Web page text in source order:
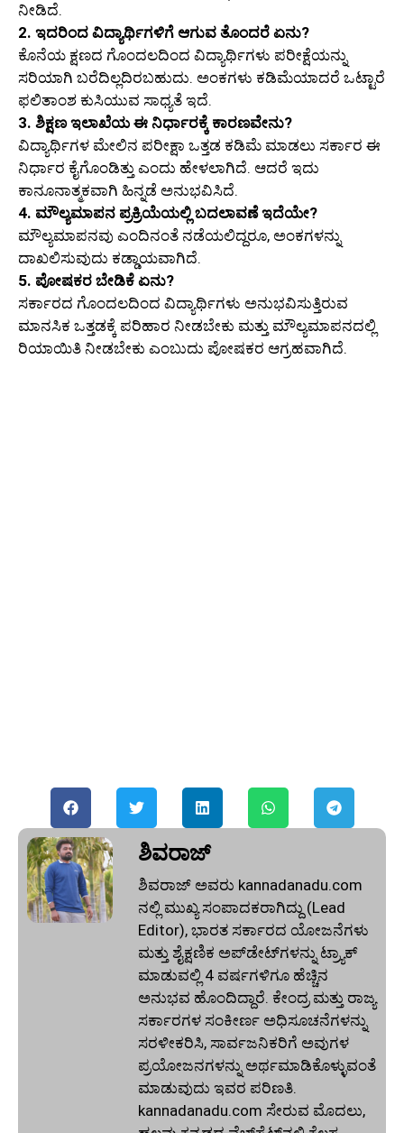
ನೀಡಿದೆ.
2. ಇದರಿಂದ ವಿದ್ಯಾರ್ಥಿಗಳಿಗೆ ಆಗುವ ತೊಂದರೆ ಏನು?
ಕೊನೆಯ ಕ್ಷಣದ ಗೊಂದಲದಿಂದ ವಿದ್ಯಾರ್ಥಿಗಳು ಪರೀಕ್ಷೆಯನ್ನು
ಸರಿಯಾಗಿ ಬರೆದಿಲ್ಲದಿರಬಹುದು. ಅಂಕಗಳು ಕಡಿಮೆಯಾದರೆ ಒಟ್ಟಾರೆ
ಫಲಿತಾಂಶ ಕುಸಿಯುವ ಸಾಧ್ಯತೆ ಇದೆ.
3. ಶಿಕ್ಷಣ ಇಲಾಖೆಯ ಈ ನಿರ್ಧಾರಕ್ಕೆ ಕಾರಣವೇನು?
ವಿದ್ಯಾರ್ಥಿಗಳ ಮೇಲಿನ ಪರೀಕ್ಷಾ ಒತ್ತಡ ಕಡಿಮೆ ಮಾಡಲು ಸರ್ಕಾರ ಈ
ನಿರ್ಧಾರ ಕೈಗೊಂಡಿತ್ತು ಎಂದು ಹೇಳಲಾಗಿದೆ. ಆದರೆ ಇದು
ಕಾನೂನಾತ್ಮಕವಾಗಿ ಹಿನ್ನಡೆ ಅನುಭವಿಸಿದೆ.
4. ಮೌಲ್ಯಮಾಪನ ಪ್ರಕ್ರಿಯೆಯಲ್ಲಿ ಬದಲಾವಣೆ ಇದೆಯೇ?
ಮೌಲ್ಯಮಾಪನವು ಎಂದಿನಂತೆ ನಡೆಯಲಿದ್ದರೂ, ಅಂಕಗಳನ್ನು
ದಾಖಲಿಸುವುದು ಕಡ್ಡಾಯವಾಗಿದೆ.
5. ಪೋಷಕರ ಬೇಡಿಕೆ ಏನು?
ಸರ್ಕಾರದ ಗೊಂದಲದಿಂದ ವಿದ್ಯಾರ್ಥಿಗಳು ಅನುಭವಿಸುತ್ತಿರುವ
ಮಾನಸಿಕ ಒತ್ತಡಕ್ಕೆ ಪರಿಹಾರ ನೀಡಬೇಕು ಮತ್ತು ಮೌಲ್ಯಮಾಪನದಲ್ಲಿ
ರಿಯಾಯಿತಿ ನೀಡಬೇಕು ಎಂಬುದು ಪೋಷಕರ ಆಗ್ರಹವಾಗಿದೆ.
ಶಿವರಾಜ್
ಶಿವರಾಜ್ ಅವರು kannadanadu.com
ನಲ್ಲಿ ಮುಖ್ಯ ಸಂಪಾದಕರಾಗಿದ್ದು (Lead
Editor), ಭಾರತ ಸರ್ಕಾರದ ಯೋಜನೆಗಳು
ಮತ್ತು ಶೈಕ್ಷಣಿಕ ಅಪ್‌ಡೇಟ್‌ಗಳನ್ನು ಟ್ರ್ಯಾಕ್
ಮಾಡುವಲ್ಲಿ 4 ವರ್ಷಗಳಿಗೂ ಹೆಚ್ಚಿನ
ಅನುಭವ ಹೊಂದಿದ್ದಾರೆ. ಕೇಂದ್ರ ಮತ್ತು ರಾಜ್ಯ
ಸರ್ಕಾರಗಳ ಸಂಕೀರ್ಣ ಅಧಿಸೂಚನೆಗಳನ್ನು
ಸರಳೀಕರಿಸಿ, ಸಾರ್ವಜನಿಕರಿಗೆ ಅವುಗಳ
ಪ್ರಯೋಜನಗಳನ್ನು ಅರ್ಥಮಾಡಿಕೊಳ್ಳುವಂತೆ
ಮಾಡುವುದು ಇವರ ಪರಿಣತಿ.
kannadanadu.com ಸೇರುವ ಮೊದಲು,